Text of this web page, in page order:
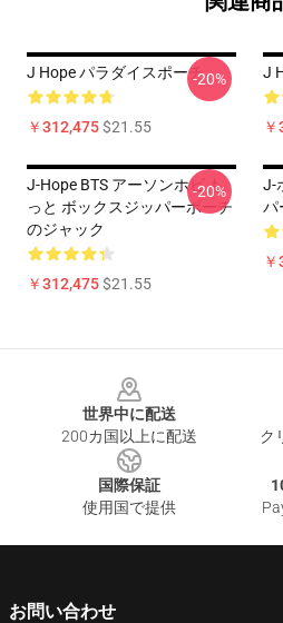
J Hope パラダイスポーチ
￥312,475$21.55
-20% J
J-Hope BTS アーソンホビ も
っと ボックスジッパーポーチ
のジャック
￥312,475$21.55
-20%
J-
パ
世界中に配送
200カ国以上に配送
ク
国際保証
使用国で提供
お問い合わせ